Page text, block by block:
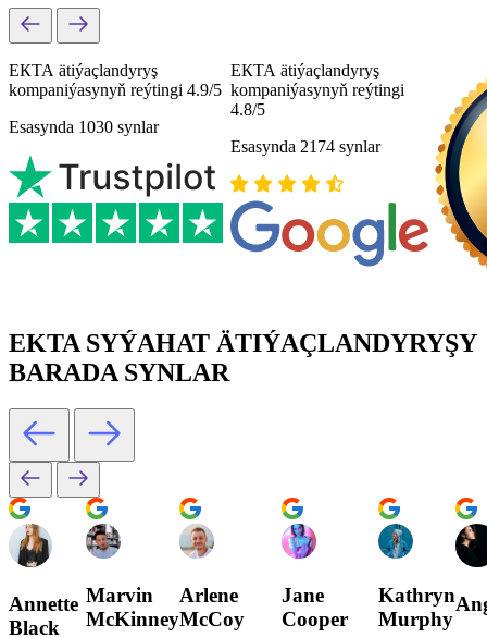
ЕКТА ätiýaçlandyryş
kompaniýasynyň reýtingi 4.9/5
Esasynda 1030 synlar
ЕКТА ätiýaçlandyryş
kompaniýasynyň reýtingi
4.8/5
Esasynda 2174 synlar
EKTA SYÝAHAT ÄTIÝAÇLANDYRYŞY
BARADA SYNLAR
Annette
Black
Marvin
McKinney
Arlene
McCoy
Jane
Cooper
Kathryn
Murphy